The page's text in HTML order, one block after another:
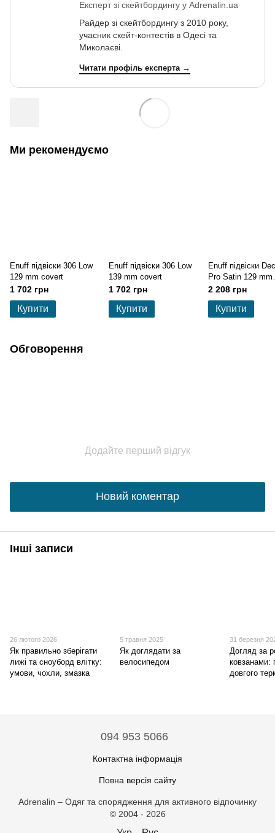
Експерт зі скейтбордингу у Adrenalin.ua
Райдер зі скейтбордингу з 2010 року,
учасник скейт-контестів в Одесі та
Миколаєві.
Читати профіль експерта →
Ми рекомендуємо
Enuff підвіски 306 Low
129 mm covert
1 702 грн
Купити
Enuff підвіски 306 Low
139 mm covert
1 702 грн
Купити
Enuff підвіски
Pro Satin 129 mm
natural-black
2 208 грн
Купити
Обговорення
Додайте перший відгук
Новий коментар
Інші записи
26 лютого 2026
Як правильно зберігати
лижі та сноуборд влітку:
умови, чохли, змазка
5 травня 2025
Як доглядати за
велосипедом
31 березня
Догляд за
ковзанами:
довгого
094 953 5066
Контактна інформація
Повна версія сайту
Adrenalin – Одяг та спорядження для активного відпочинку
© 2004 - 2026